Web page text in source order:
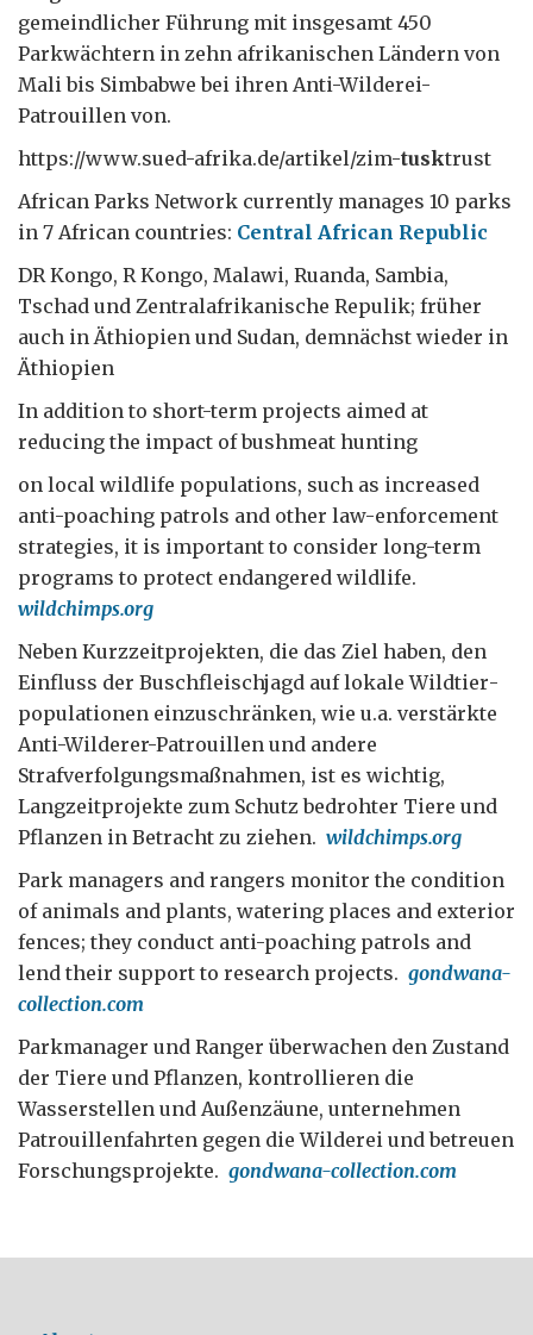
gemeindlicher Führung mit insgesamt 450
Parkwächtern in zehn afrikanischen Ländern von
Mali bis Simbabwe bei ihren Anti-Wilderei-
Patrouillen von.
https://www.sued-afrika.de/artikel/zim-tusktrust
African Parks Network currently manages 10 parks
in 7 African countries: Central African Republic
DR Kongo, R Kongo, Malawi, Ruanda, Sambia,
Tschad und Zentralafrikanische Repulik; früher
auch in Äthiopien und Sudan, demnächst wieder in
Äthiopien
In addition to short-term projects aimed at
reducing the impact of bushmeat hunting
on local wildlife populations, such as increased
anti-poaching patrols and other law-enforcement
strategies, it is important to consider long-term
programs to protect endangered wildlife.
wildchimps.org
Neben Kurzzeitprojekten, die das Ziel haben, den
Einfluss der Buschfleischjagd auf lokale Wildtier­
populationen einzuschränken, wie u.a. verstärkte
Anti-Wilderer-Patrouillen und andere
Strafverfolgungs­maßnahmen, ist es wichtig,
Langzeitprojekte zum Schutz bedrohter Tiere und
Pflanzen in Betracht zu ziehen. wildchimps.org
Park managers and rangers monitor the condition
of animals and plants, watering places and exterior
fences; they conduct anti-poaching patrols and
lend their support to research projects. gondwana-
collection.com
Parkmanager und Ranger überwachen den Zustand
der Tiere und Pflanzen, kontrollieren die
Wasserstellen und Außenzäune, unternehmen
Patrouillenfahrten gegen die Wilderei und betreuen
Forschungsprojekte. gondwana-collection.com